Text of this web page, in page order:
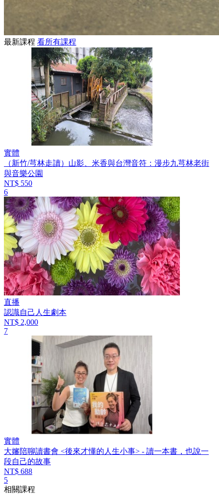
最新課程 看所有課程
實體
（新竹/芎林走讀）山影、米香與台灣音符：漫步九芎林老街
與音樂公園
NT$ 550
6
直播
認識自己人生劇本
NT$ 2,000
7
實體
大嬸陪聊讀書會 <後來才懂的人生小事> - 讀一本書，也說一
段自己的故事
NT$ 688
5
相關課程